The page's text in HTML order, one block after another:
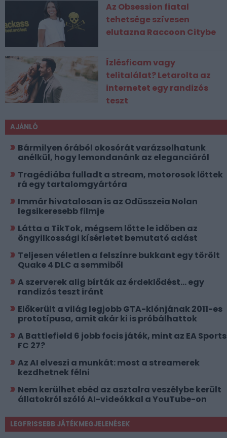
Az Obsession fiatal
tehetsége szívesen
elutazna Raccoon Citybe
Ízlésficam vagy
telitalálat? Letarolta az
internetet egy randizós
teszt
AJÁNLÓ
Bármilyen órából okosórát varázsolhatunk
anélkül, hogy lemondanánk az eleganciáról
Tragédiába fulladt a stream, motorosok lőttek
rá egy tartalomgyártóra
Immár hivatalosan is az Odüsszeia Nolan
legsikeresebb filmje
Látta a TikTok, mégsem lőtte le időben az
öngyilkossági kísérletet bemutató adást
Teljesen véletlen a felszínre bukkant egy törölt
Quake 4 DLC a semmiből
A szerverek alig bírták az érdeklődést... egy
randizós teszt iránt
Előkerült a világ legjobb GTA-klónjának 2011-es
prototípusa, amit akár ki is próbálhattok
A Battlefield 6 jobb focis játék, mint az EA Sports
FC 27?
Az AI elveszi a munkát: most a streamerek
kezdhetnek félni
Nem kerülhet ebéd az asztalra veszélybe került
állatokról szóló AI-videókkal a YouTube-on
LEGFRISSEBB JÁTÉKMEGJELENÉSEK